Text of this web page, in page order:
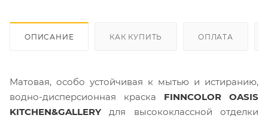
ОПИСАНИЕ КАК КУПИТЬ ОПЛАТА
Матовая, особо устойчивая к мытью и истиранию,
водно-дисперсионная краска FINNCOLOR OASIS
KITCHEN&GALLERY для высококлассной отделки